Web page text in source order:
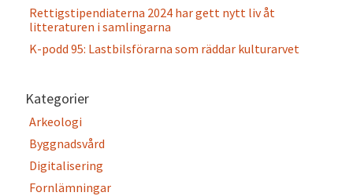
Rettigstipendiaterna 2024 har gett nytt liv åt
litteraturen i samlingarna
K-podd 95: Lastbilsförarna som räddar kulturarvet
Kategorier
Arkeologi
Byggnadsvård
Digitalisering
Fornlämningar